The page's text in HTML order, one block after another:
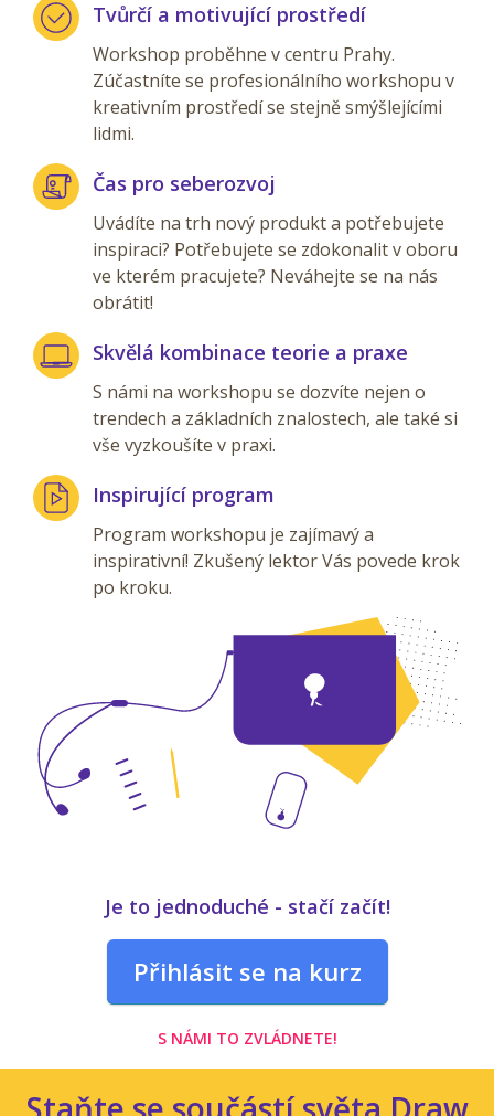
Tvůrčí a motivující prostředí
Workshop proběhne v centru Prahy.
Zúčastníte se profesionálního workshopu v
kreativním prostředí se stejně smýšlejícími
lidmi.
Čas pro seberozvoj
Uvádíte na trh nový produkt a potřebujete
inspiraci? Potřebujete se zdokonalit v oboru
ve kterém pracujete? Neváhejte se na nás
obrátit!
Skvělá kombinace teorie a praxe
S námi na workshopu se dozvíte nejen o
trendech a základních znalostech, ale také si
vše vyzkoušíte v praxi.
Inspirující program
Program workshopu je zajímavý a
inspirativní! Zkušený lektor Vás povede krok
po kroku.
Je to jednoduché - stačí začít!
Přihlásit se na kurz
S NÁMI TO ZVLÁDNETE!